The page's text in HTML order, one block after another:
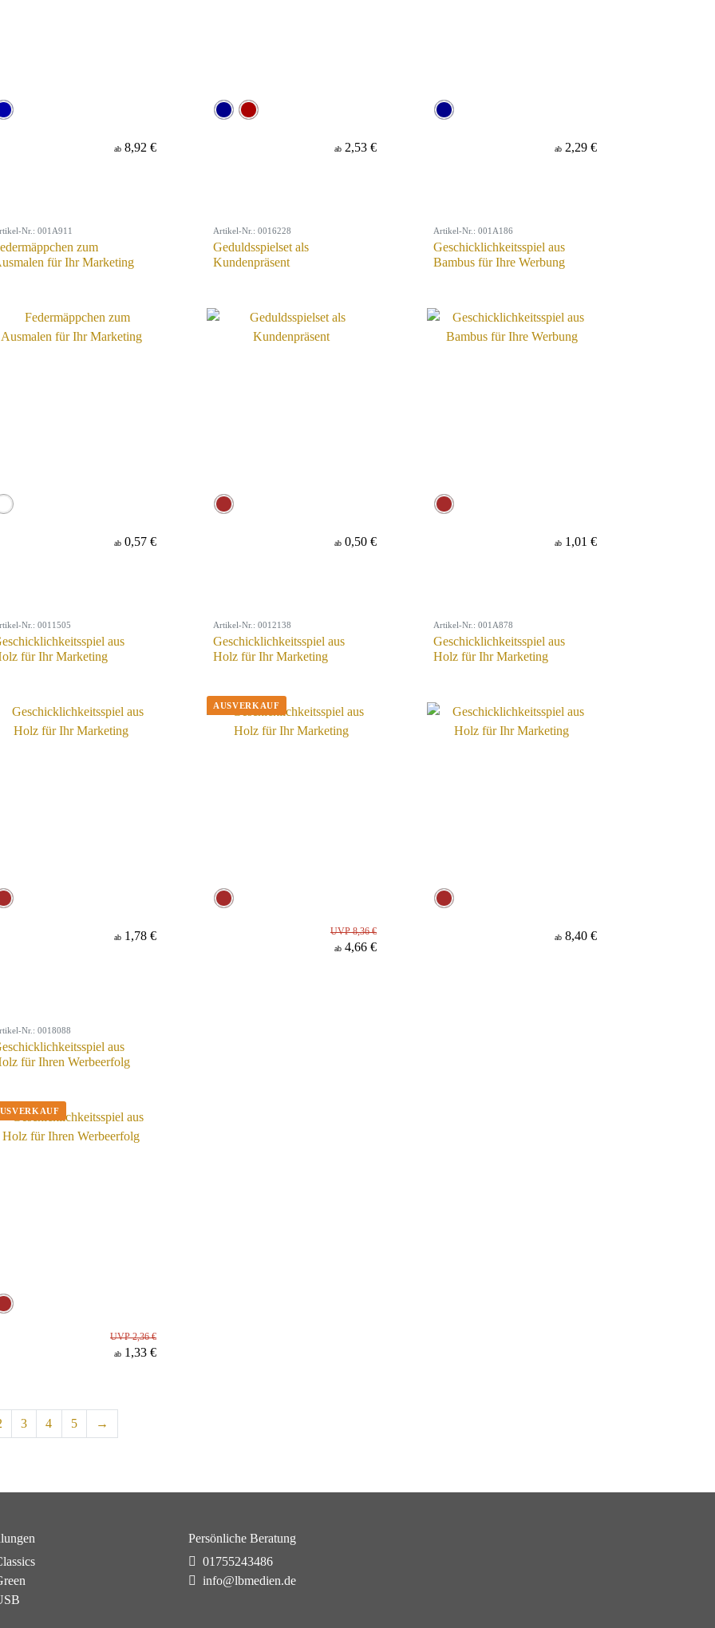
ab 8,92 € ab 2,53 € ab 2,29 €
Nr.: 001A911
zum
für Ihr Marketing
ab 0,57 €
Artikel-Nr.: 0016228
Geduldsspielset als
Kundenpräsent
ab 0,50 €
Artikel-Nr.: 001A186
Geschicklichkeitsspiel aus
Bambus für Ihre Werbung
ab 1,01 €
Nr.: 0011505
aus
für Ihr Marketing
ab 1,78 €
Artikel-Nr.: 0012138
Geschicklichkeitsspiel aus
Holz für Ihr Marketing
UVP 8,36 €
ab 4,66 €
Artikel-Nr.: 001A878
Geschicklichkeitsspiel aus
Holz für Ihr Marketing
ab 8,40 €
Nr.: 0018088
aus
für Ihren Werbeerfolg
UVP 2,36 €
ab 1,33 €
3 4 5 →
Persönliche Beratung
01755243486
info@lbmedien.de